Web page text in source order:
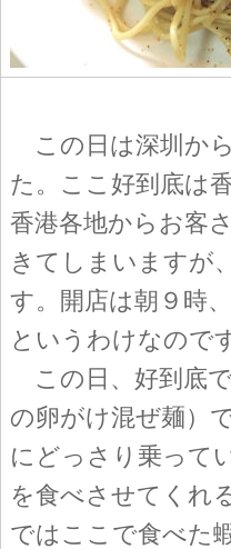
この日は深圳か
た。ここ好到底は
香港各地からお客
きてしまいますが
す。開店は朝９時
というわけなので
この日、好到底
の卵がけ混ぜ麺）
にどっさり乗って
を食べさせてくれ
ではここで食べた